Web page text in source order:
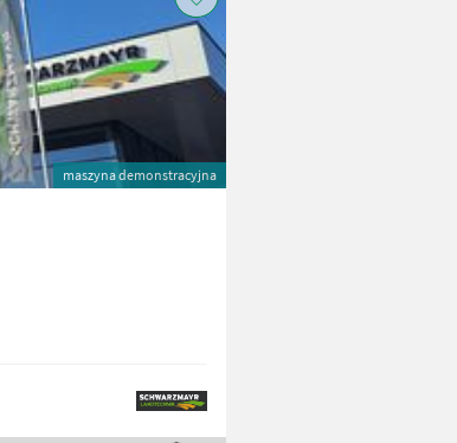
maszyna demonstracyjna